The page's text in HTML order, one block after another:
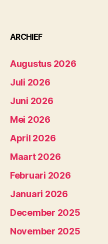
ARCHIEF
Augustus 2026
Juli 2026
Juni 2026
Mei 2026
April 2026
Maart 2026
Februari 2026
Januari 2026
December 2025
November 2025